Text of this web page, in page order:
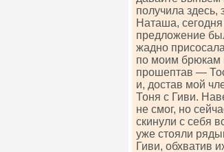
получила здесь,
Наташа,
предложение
жадно
по моим брюкам
прошептав —
и, достав мой
Тоня с Гиви.
не смог, но
скинули с себя
уже стояли
Гиви, обхватив